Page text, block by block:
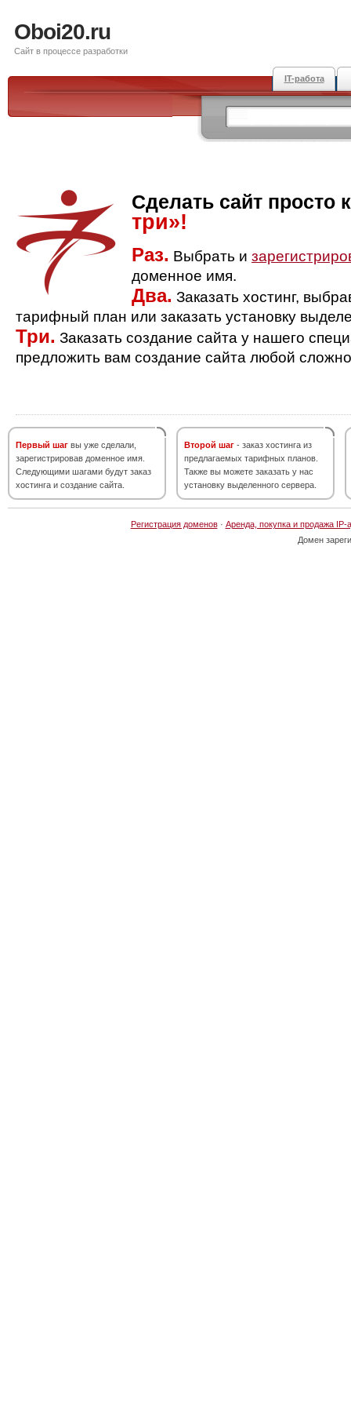
Oboi20.ru
Сайт в процессе разработки
IT-работа
Сделать сайт просто
три»!
Раз. Выбрать и
доменное имя.
Два. Заказать хостинг,
тарифный план или заказать установку
Три. Заказать создание сайта у нашего
предложить вам создание сайта любой
Первый шаг вы уже сделали,
зарегистрировав доменное имя.
Следующими шагами будут заказ
хостинга и создание сайта.
Второй шаг - заказ хостинга из
предлагаемых тарифных планов.
Также вы можете заказать у нас
установку выделенного сервера.
Регистрация доменов· Аренда, покупка и продажа IP-
Домен